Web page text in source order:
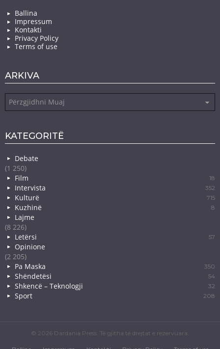
Ballina
Impressum
Kontakti
Privacy Policy
Terms of use
ARKIVA
KATEGORITË
Debate
(1 250)
Film
18
Intervista 352
Kulturë 715
Kuzhinë 8
Lajme
(8 226)
Letërsi
57
Opinione
(2 205)
Pa Maska
350
Shëndetësi 54
Shkencë – Teknologji 32
Sport 208
© 2026 Dardania Press. Të gjitha të drejtat e rezervuara.